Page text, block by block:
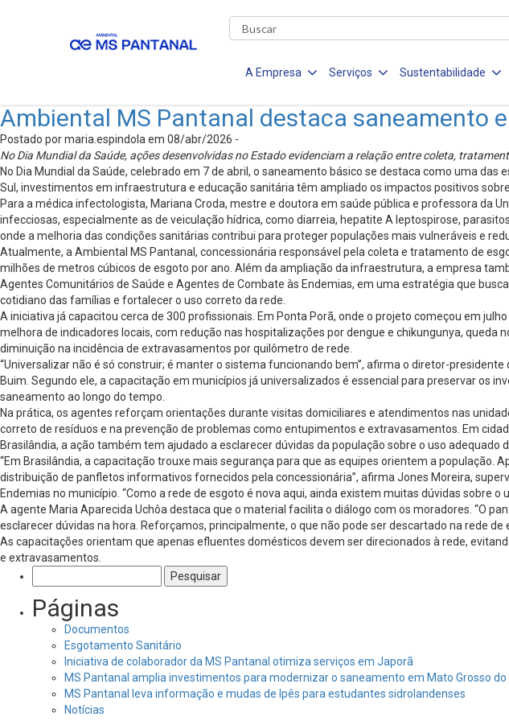
A Empresa Serviços Sustentabilidade
Ambiental MS Pantanal destaca saneamento
Postado por maria.espindola em 08/abr/2026 -
No Dia Mundial da Saúde, ações desenvolvidas no Estado evidenciam a relação entre coleta,
No Dia Mundial da Saúde, celebrado em 7 de abril, o saneamento básico se destaca como uma
Sul, investimentos em infraestrutura e educação sanitária têm ampliado os impactos positivos
Para a médica infectologista, Mariana Croda, mestre e doutora em saúde pública e professora da
infecciosas, especialmente as de veiculação hídrica, como diarreia, hepatite A leptospirose,
onde a melhoria das condições sanitárias contribui para proteger populações mais vulneráveis e
Atualmente, a Ambiental MS Pantanal, concessionária responsável pela coleta e tratamento de
milhões de metros cúbicos de esgoto por ano. Além da ampliação da infraestrutura, a empresa
Agentes Comunitários de Saúde e Agentes de Combate às Endemias, em uma estratégia que
cotidiano das famílias e fortalecer o uso correto da rede.
A iniciativa já capacitou cerca de 300 profissionais. Em Ponta Porã, onde o projeto começou em
melhora de indicadores locais, com redução nas hospitalizações por dengue e chikungunya, queda
diminuição na incidência de extravasamentos por quilômetro de rede.
“Universalizar não é só construir; é manter o sistema funcionando bem”, afirma o diretor-presidente
Buim. Segundo ele, a capacitação em municípios já universalizados é essencial para preservar os
saneamento ao longo do tempo.
Na prática, os agentes reforçam orientações durante visitas domiciliares e atendimentos nas
correto de resíduos e na prevenção de problemas como entupimentos e extravasamentos. Em
Brasilândia, a ação também tem ajudado a esclarecer dúvidas da população sobre o uso adequado
“Em Brasilândia, a capacitação trouxe mais segurança para que as equipes orientem a população.
distribuição de panfletos informativos fornecidos pela concessionária”, afirma Jones Moreira,
Endemias no município. “Como a rede de esgoto é nova aqui, ainda existem muitas dúvidas sobre o
A agente Maria Aparecida Uchôa destaca que o material facilita o diálogo com os moradores. “O
esclarecer dúvidas na hora. Reforçamos, principalmente, o que não pode ser descartado na rede de
As capacitações orientam que apenas efluentes domésticos devem ser direcionados à rede,
e extravasamentos.
por:
Páginas
Documentos
Esgotamento Sanitário
Iniciativa de colaborador da MS Pantanal otimiza serviços em Japorã
MS Pantanal amplia investimentos para modernizar o saneamento em Mato Grosso do
MS Pantanal leva informação e mudas de Ipês para estudantes sidrolandenses
Notícias